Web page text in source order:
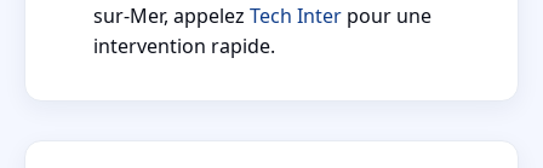
sur-Mer, appelez Tech Inter pour une
intervention rapide.